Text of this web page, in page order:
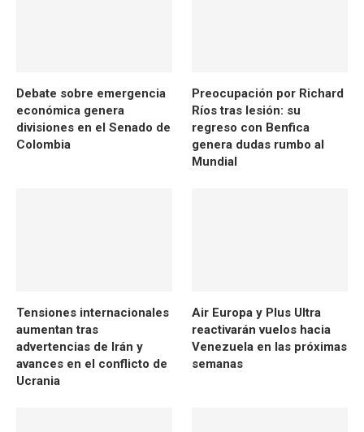
Debate sobre emergencia
económica genera
divisiones en el Senado de
Colombia
Preocupación por Richard
Ríos tras lesión: su
regreso con Benfica
genera dudas rumbo al
Mundial
Tensiones internacionales
aumentan tras
advertencias de Irán y
avances en el conflicto de
Ucrania
Air Europa y Plus Ultra
reactivarán vuelos hacia
Venezuela en las próximas
semanas